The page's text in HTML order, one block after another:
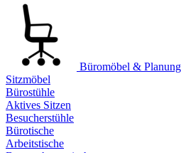
Büromöbel & Planung
Sitzmöbel
Bürostühle
Aktives Sitzen
Besucherstühle
Bürotische
Arbeitstische